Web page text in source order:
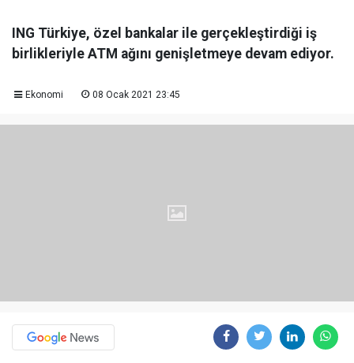
ING Türkiye, özel bankalar ile gerçekleştirdiği iş
birlikleriyle ATM ağını genişletmeye devam ediyor.
Ekonomi 08 Ocak 2021 23:45